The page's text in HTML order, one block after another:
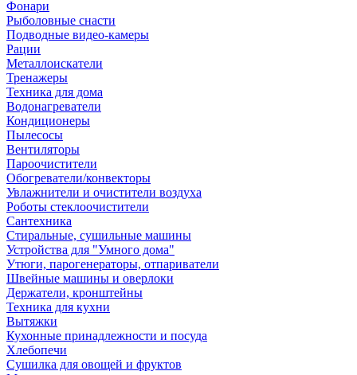
Фонари
Рыболовные снасти
Подводные видео-камеры
Рации
Металлоискатели
Тренажеры
Техника для дома
Водонагреватели
Кондиционеры
Пылесосы
Вентиляторы
Пароочистители
Обогреватели/конвекторы
Увлажнители и очистители воздуха
Роботы стеклоочистители
Сантехника
Стиральные, сушильные машины
Устройства для "Умного дома"
Утюги, парогенераторы, отпариватели
Швейные машины и оверлоки
Держатели, кронштейны
Техника для кухни
Вытяжки
Кухонные принадлежности и посуда
Хлебопечи
Сушилка для овощей и фруктов